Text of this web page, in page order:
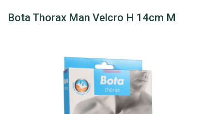
Bota Thorax Man Velcro H 14cm M